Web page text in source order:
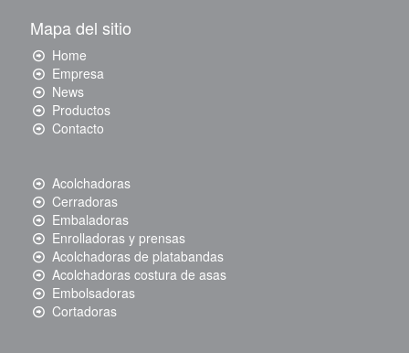
Mapa del sitio
Home
Empresa
News
Productos
Contacto
Acolchadoras
Cerradoras
Embaladoras
Enrolladoras y prensas
Acolchadoras de platabandas
Acolchadoras costura de asas
Embolsadoras
Cortadoras